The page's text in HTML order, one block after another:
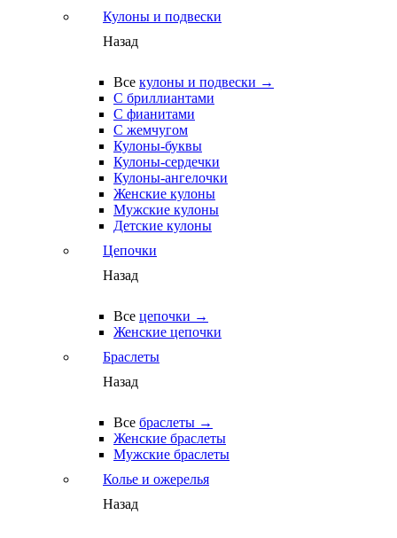
Кулоны и подвески
Назад
Все кулоны и подвески →
С бриллиантами
С фианитами
С жемчугом
Кулоны-буквы
Кулоны-сердечки
Кулоны-ангелочки
Женские кулоны
Мужские кулоны
Детские кулоны
Цепочки
Назад
Все цепочки →
Женские цепочки
Браслеты
Назад
Все браслеты →
Женские браслеты
Мужские браслеты
Колье и ожерелья
Назад